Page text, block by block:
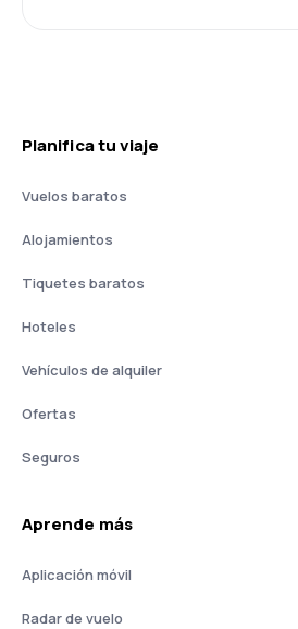
Planifica tu viaje
Vuelos baratos
Alojamientos
Tiquetes baratos
Hoteles
Vehículos de alquiler
Ofertas
Seguros
Aprende más
Aplicación móvil
Radar de vuelo